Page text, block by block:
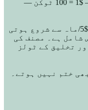
ہیں۔ شرح ہمیشہ یکساں ہے — $1 = 100 ٹوکن —
جی ہاں۔ قاری کی سبسکرپشن $5/ماہ سے شروع ہوتی
شامل ہے۔ مصنف کی
تخلیق کے ٹولز
ختم نہیں ہوتے۔